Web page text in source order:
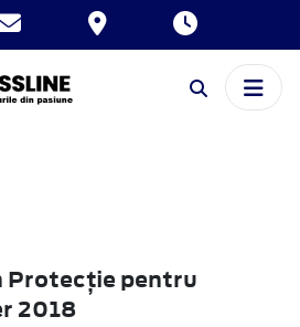
Protecţie pentru
2018